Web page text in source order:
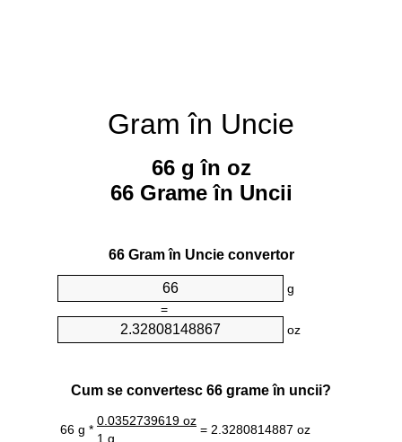
Gram în Uncie
66 g în oz
66 Grame în Uncii
66 Gram în Uncie convertor
g
=
oz
Cum se convertesc 66 grame în uncii?
66 g *
0.0352739619 oz
= 2.3280814887 oz
1 g